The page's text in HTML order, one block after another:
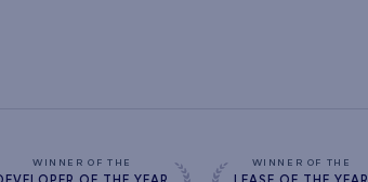
WINNER OF THE WINNER OF THE